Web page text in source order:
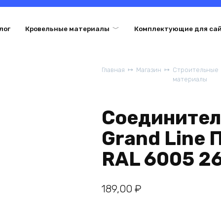
Кровельные материалы Комплектующие для
Главная Магазин
Строительные
материалы
Grand Line
RAL 6005
189,00 ₽